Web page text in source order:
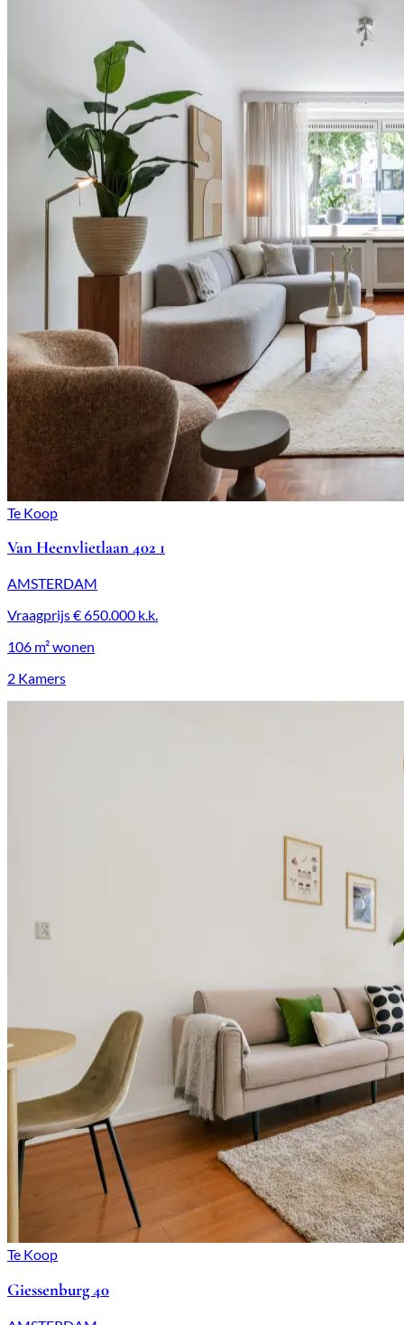
Te Koop
Van Heenvlietlaan 402 1
AMSTERDAM
Vraagprijs€ 650.000 k.k.
106 m²wonen
2 Kamers
Te Koop
Giessenburg 40